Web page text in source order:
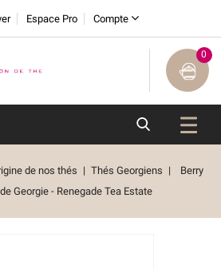
Espace Pro Compte
0
de nos thés Thés Georgiens
Berry
Georgie - Renegade Tea Estate